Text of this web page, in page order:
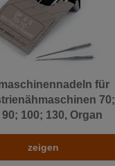
für
70;
90; 100; 130, Organ
zeigen